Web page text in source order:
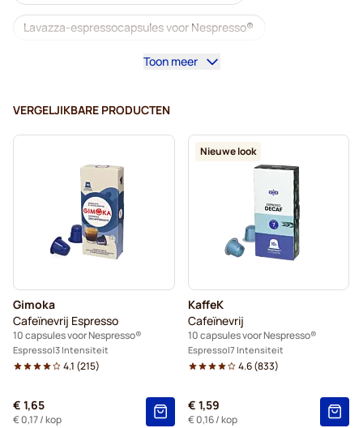
Lavazza-espressocapsules voor Nespresso®
Starbucks voor Nespresso®
Lungocapsules voor Nespresso®
Lavazza voor Nespresso®
illy-koffiecapsules voor Nespresso®
Café Royal-koffiecapsules voor Nespresso®
Alles voor uw koffie voor Nespresso®
Ontkalkings- en reinigingsproducten voor Nespresso®
Segafredo-koffiecapsules voor Nespresso®
Toon meer
VERGELJIKBARE PRODUCTEN
Gimoka
Cafeïnevrij Espresso
10 capsules voor Nespresso®
Espresso 3 Intensiteit
4.1 (215)
€ 1,65
€ 0,17/ kop
Nieuwe look
KaffeK
Cafeïnevrij
10 capsules voor Nespresso®
Espresso 7 Intensiteit
4.6(833)
€ 1,59
€ 0,16/ kop